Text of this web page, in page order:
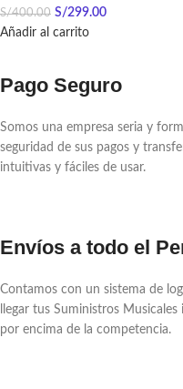
S/400.00 S/299.00
Añadir al carrito
Pago Seguro
Somos una empresa seria y
seguridad de sus pagos y
intuitivas y fáciles de usar.
Envíos a todo el
Contamos con un sistema de
llegar tus Suministros
por encima de la competencia.